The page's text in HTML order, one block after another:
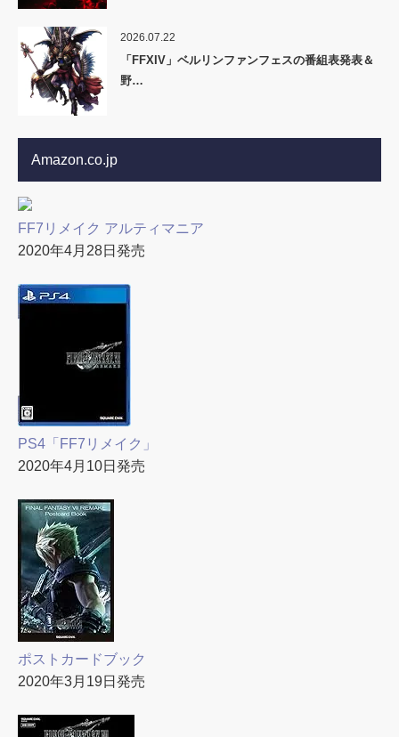
2026.07.22
「FFXIV」ベルリンファンフェスの番組表発表＆
野…
Amazon.co.jp
FF7リメイク アルティマニア
2020年4月28日発売
PS4「FF7リメイク」
2020年4月10日発売
ポストカードブック
2020年3月19日発売